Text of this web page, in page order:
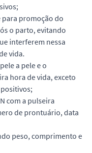
para promoção do
o parto, evitando
interferem nessa
vida.
a pele e o
hora de vida, exceto
positivos;
com a pulseira
de prontuário, data
peso, comprimento e